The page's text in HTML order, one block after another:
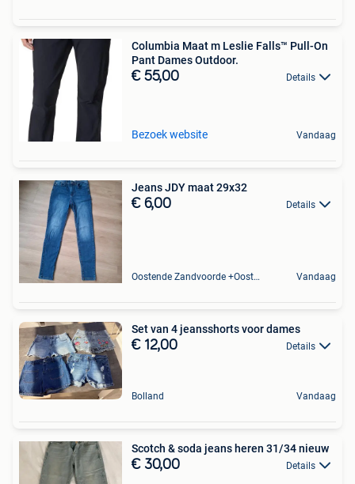
Columbia Maat m Leslie Falls™ Pull-On
Pant Dames Outdoor.
€ 55,00 Details
Bezoek website Vandaag
Jeans JDY maat 29x32
€ 6,00 Details
Oostende Zandvoorde +Oostende Vandaag
Set van 4 jeansshorts voor dames
€ 12,00 Details
Bolland Vandaag
Scotch & soda jeans heren 31/34 nieuw
€ 30,00 Details